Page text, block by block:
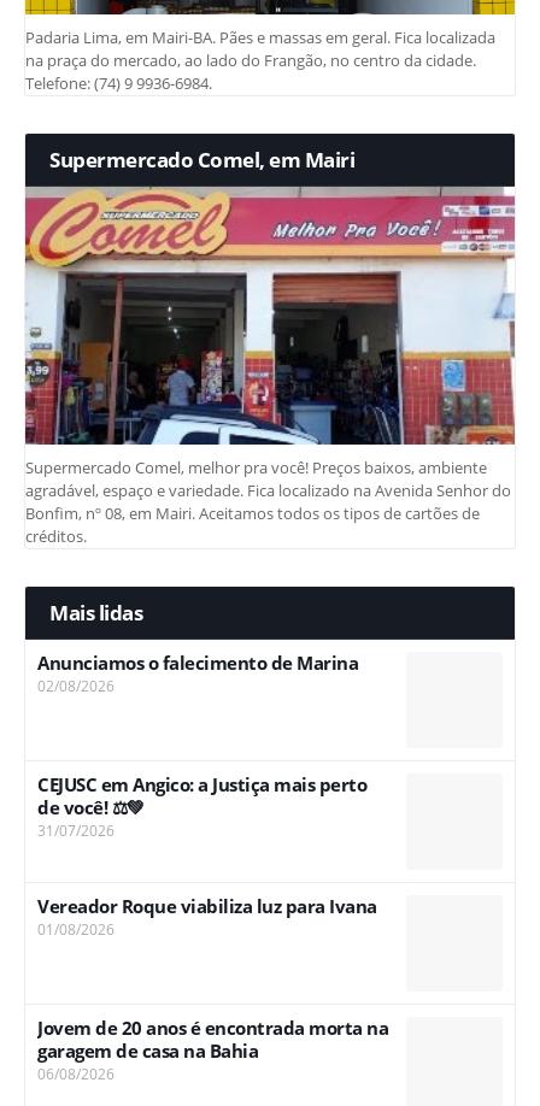
Padaria Lima, em Mairi-BA. Pães e massas em geral. Fica localizada
na praça do mercado, ao lado do Frangão, no centro da cidade.
Telefone: (74) 9 9936-6984.
Supermercado Comel, em Mairi
Supermercado Comel, melhor pra você! Preços baixos, ambiente
agradável, espaço e variedade. Fica localizado na Avenida Senhor do
Bonfim, nº 08, em Mairi. Aceitamos todos os tipos de cartões de
créditos.
Mais lidas
Anunciamos o falecimento de Marina
02/08/2026
CEJUSC em Angico: a Justiça mais perto
de você! ⚖️💚
31/07/2026
Vereador Roque viabiliza luz para Ivana
01/08/2026
Jovem de 20 anos é encontrada morta na
garagem de casa na Bahia
06/08/2026